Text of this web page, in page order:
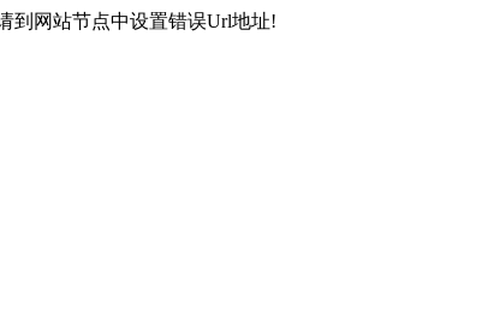
到网站节点中设置错误Url地址!